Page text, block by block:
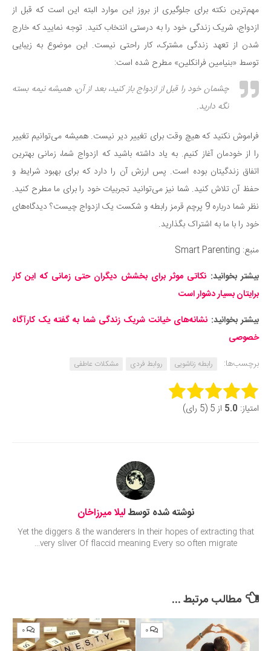
مهم‌ترین نکته برای جلوگیری از بروز این موارد البته این است که قبل از
ازدواج، شریک زندگی خود را به درستی انتخاب کنید. توجه نمایید که خارج
شدن از تعهد زندگی مشترک، کار راحتی نیست. این موضوع به زیبایی
توسط «بنیامین فرانکلین» مطرح شده است:
چشمان خود را قبل از ازدواج باز کنید، بعد از آن، همیشه نیمه بسته
نگه دارید.
فراموش نکنید که هیچ وقت برای تغییر دیر نیست. همیشه می‌توانیم تغییر
را از خودمان آغاز کنیم. به یاد داشته باشید که ازدواج شما، زمانی بهترین
اتفاق زندگیتان بوده است. پس ارزش آن را دارد که برای بهبود شرایط و
حفظ آن تلاش کنید. شما نیز می‌توانید تجربیات خود را برای ما مطرح کنید.
نظر شما درباره 9 پرچم قرمز رابطه و شکست یک ازدواج چیست؟ دیدگاه‌های
خود را با ما به اشتراک بگذارید.
منبع: Smart Parenting
بیشتر بخوانید: نکاتی موثر برای بخشش دیگران حتی زمانی که این کار
برایتان بسیار دشوار است
بیشتر بخوانید: نشانه‌های خیانت شریک زندگی شما به گفته یک کارآگاه
خصوصی
برچسب‌ها:
رابطه زناشویی روابط فردی مشکلات عاطفی
Rate this item:
امتیاز: 5.0 از 5 (5 رای)
نوشته شده توسطلیلا میرزاخان
Yet the diggers & the wanderers In their hopes of extracting that
very sliver Of flaccid meaning Every so often migrate...
مطالب مرتبط ...
۰ ۰